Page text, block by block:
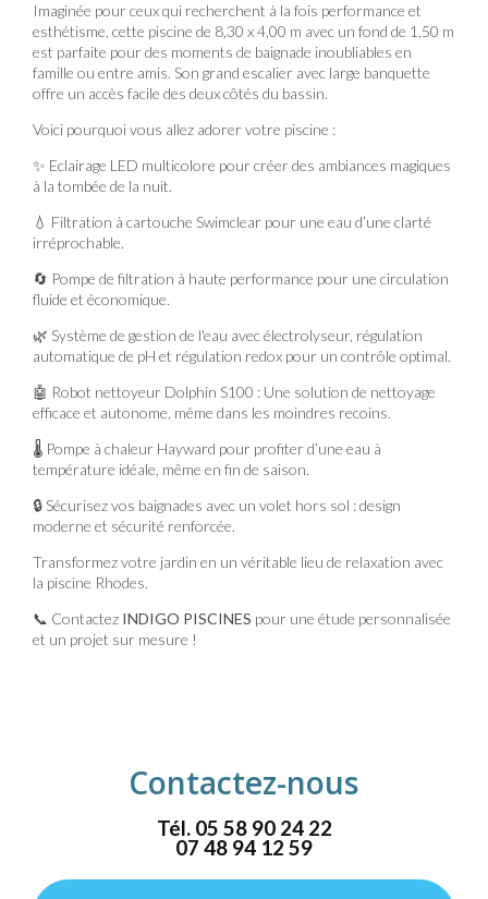
Imaginée pour ceux qui recherchent à la fois performance et
esthétisme, cette piscine de 8,30 x 4,00 m avec un fond de 1,50 m
est parfaite pour des moments de baignade inoubliables en
famille ou entre amis. Son grand escalier avec large banquette
offre un accès facile des deux côtés du bassin.
Voici pourquoi vous allez adorer votre piscine :
✨ Eclairage LED multicolore pour créer des ambiances magiques
à la tombée de la nuit.
💧 Filtration à cartouche Swimclear pour une eau d’une clarté
irréprochable.
🔄 Pompe de filtration à haute performance pour une circulation
fluide et économique.
🌿 Système de gestion de l'eau avec électrolyseur, régulation
automatique de pH et régulation redox pour un contrôle optimal.
🤖 Robot nettoyeur Dolphin S100 : Une solution de nettoyage
efficace et autonome, même dans les moindres recoins.
🌡️ Pompe à chaleur Hayward pour profiter d’une eau à
température idéale, même en fin de saison.
🔒 Sécurisez vos baignades avec un volet hors sol : design
moderne et sécurité renforcée.
Transformez votre jardin en un véritable lieu de relaxation avec
la piscine Rhodes.
📞 Contactez INDIGO PISCINES pour une étude personnalisée
et un projet sur mesure !
Contactez-nous
Tél. 05 58 90 24 22
07 48 94 12 59